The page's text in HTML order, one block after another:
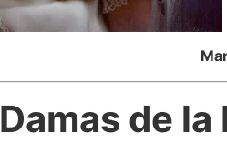
Damas de